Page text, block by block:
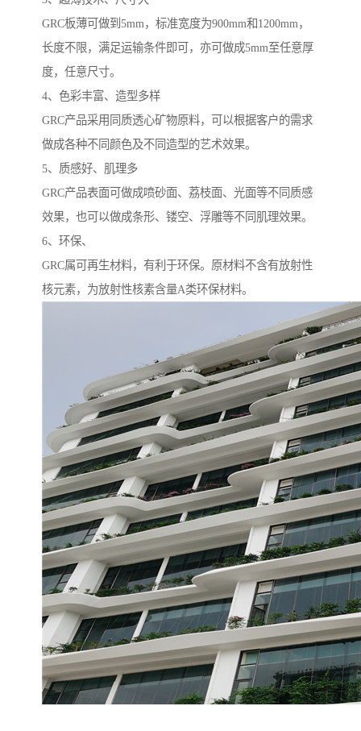
GRC板薄可做到5mm，标准宽度为900mm和1200mm，
长度不限，满足运输条件即可，亦可做成5mm至任意厚
度，任意尺寸。
4、色彩丰富、造型多样
GRC产品采用同质透心矿物原料，可以根据客户的需求
做成各种不同颜色及不同造型的艺术效果。
5、质感好、肌理多
GRC产品表面可做成喷砂面、荔枝面、光面等不同质感
效果，也可以做成条形、镂空、浮雕等不同肌理效果。
6、环保、
GRC属可再生材料，有利于环保。原材料不含有放射性
核元素，为放射性核素含量A类环保材料。